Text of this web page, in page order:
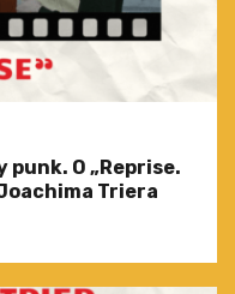
punk. O „Reprise.
Triera